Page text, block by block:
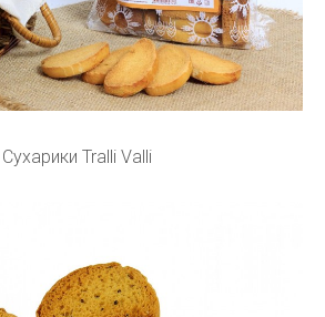
Сухарики Tralli Valli